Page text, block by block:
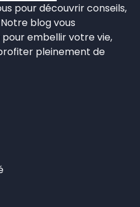
pour découvrir conseils,
blog vous
embellir votre vie,
pleinement de